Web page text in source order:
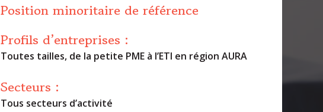
Position minoritaire de référence
Profils d’entreprises :
Toutes tailles, de la petite PME à l’ETI en région AURA
Secteurs :
Tous secteurs d’activité